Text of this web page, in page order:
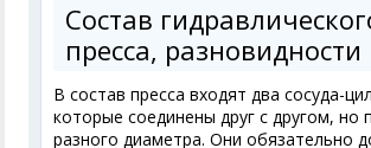
Состав
пресса, разновидности
В состав пресса входят два сосуда-
которые соединены друг с другом, но
разного диаметра. Они обязательно